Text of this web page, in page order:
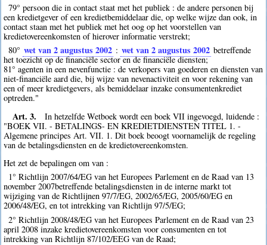
79° persoon die in contact staat met het publiek : de andere personen bij
een kredietgever of een kredietbemiddelaar die, op welke wijze dan ook, in
contact staan met het publiek met het oog op het voorstellen van
kredietovereenkomsten of hierover informatie verstrekt;
80° wet van 2 augustus 2002 : wet van 2 augustus 2002 betreffende
het toezicht op de financiële sector en de financiële diensten;
81° agenten in een nevenfunctie : de verkopers van goederen en diensten van
niet-financiële aard die, bij wijze van nevenactiviteit en voor rekening van
een of meer kredietgevers, als bemiddelaar inzake consumentenkrediet
optreden."
Art. 3.
In hetzelfde Wetboek wordt een boek VII ingevoegd, luidende :
"BOEK VII. - BETALINGS- EN KREDIETDIENSTEN TITEL 1. -
Algemene principes Art. VII. 1. Dit boek beoogt voornamelijk de regeling
van de betalingsdiensten en de kredietovereenkomsten.
Het zet de bepalingen om van :
1° Richtlijn 2007/64/EG van het Europees Parlement en de Raad van 13
november 2007betreffende betalingsdiensten in de interne markt tot
wijziging van de Richtlijnen 97/7/EG, 2002/65/EG, 2005/60/EG en
2006/48/EG, en tot intrekking van Richtlijn 97/5/EG;
2° Richtlijn 2008/48/EG van het Europees Parlement en de Raad van 23
april 2008 inzake kredietovereenkomsten voor consumenten en tot
intrekking van Richtlijn 87/102/EEG van de Raad;